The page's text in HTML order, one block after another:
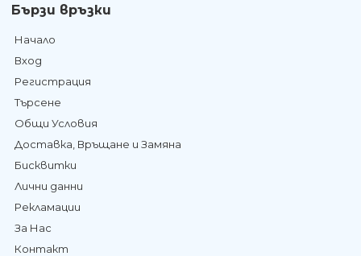
Бързи връзки
Начало
Вход
Регистрация
Търсене
Общи Условия
Доставка, Връщане и Замяна
Бисквитки
Лични данни
Рекламации
За Нас
Контакт